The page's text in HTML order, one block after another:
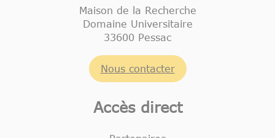
Maison de la Recherche
Domaine Universitaire
33600 Pessac
Nous contacter
Accès direct